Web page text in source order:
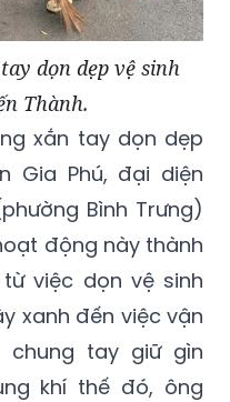
dọn dẹp vệ sinh
Thành.
xắn tay dọn dẹp
Gia Phú, đại diện
Bình Trưng)
động này thành
việc dọn vệ sinh
xanh đến việc vận
chung tay giữ gìn
khí thế đó, ông